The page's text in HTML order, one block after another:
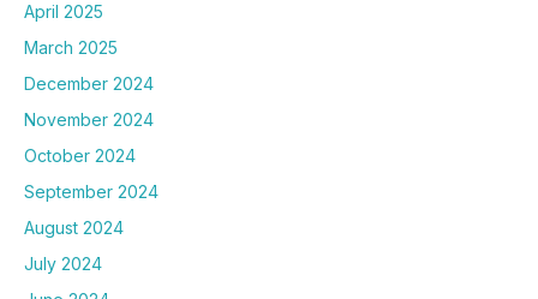
April 2025
March 2025
December 2024
November 2024
October 2024
September 2024
August 2024
July 2024